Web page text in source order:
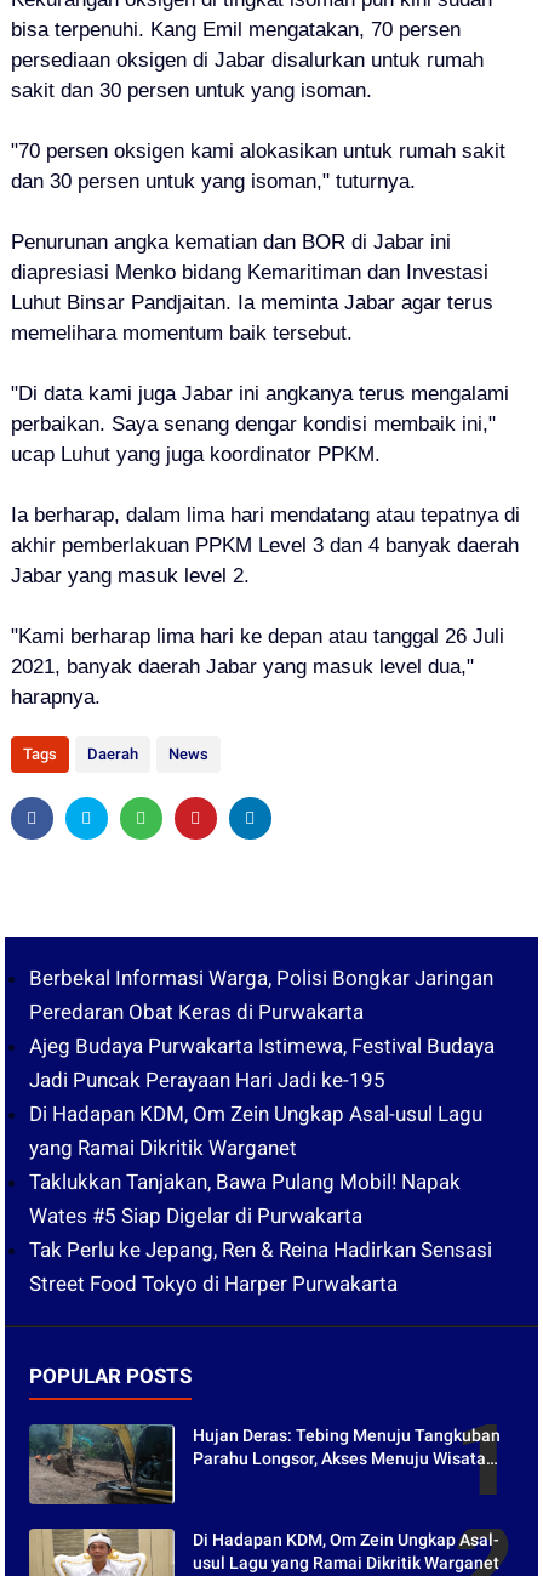
bisa terpenuhi. Kang Emil mengatakan, 70 persen
persediaan oksigen di Jabar disalurkan untuk rumah
sakit dan 30 persen untuk yang isoman.
"70 persen oksigen kami alokasikan untuk rumah sakit
dan 30 persen untuk yang isoman," tuturnya.
Penurunan angka kematian dan BOR di Jabar ini
diapresiasi Menko bidang Kemaritiman dan Investasi
Luhut Binsar Pandjaitan. Ia meminta Jabar agar terus
memelihara momentum baik tersebut.
"Di data kami juga Jabar ini angkanya terus mengalami
perbaikan. Saya senang dengar kondisi membaik ini,"
ucap Luhut yang juga koordinator PPKM.
Ia berharap, dalam lima hari mendatang atau tepatnya di
akhir pemberlakuan PPKM Level 3 dan 4 banyak daerah
Jabar yang masuk level 2.
"Kami berharap lima hari ke depan atau tanggal 26 Juli
2021, banyak daerah Jabar yang masuk level dua,"
harapnya.
Tags Daerah News
Berbekal Informasi Warga, Polisi Bongkar Jaringan
Peredaran Obat Keras di Purwakarta
Ajeg Budaya Purwakarta Istimewa, Festival Budaya
Jadi Puncak Perayaan Hari Jadi ke-195
Di Hadapan KDM, Om Zein Ungkap Asal-usul Lagu
yang Ramai Dikritik Warganet
Taklukkan Tanjakan, Bawa Pulang Mobil! Napak
Wates #5 Siap Digelar di Purwakarta
Tak Perlu ke Jepang, Ren & Reina Hadirkan Sensasi
Street Food Tokyo di Harper Purwakarta
POPULAR POSTS
Hujan Deras: Tebing Menuju Tangkuban
Parahu Longsor, Akses Menuju Wisata
Di Hadapan KDM, Om Zein Ungkap Asal-
usul Lagu yang Ramai Dikritik Warganet